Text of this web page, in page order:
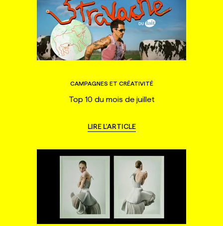
CAMPAGNES ET CRÉATIVITÉ
Top 10 du mois de juillet
LIRE L'ARTICLE